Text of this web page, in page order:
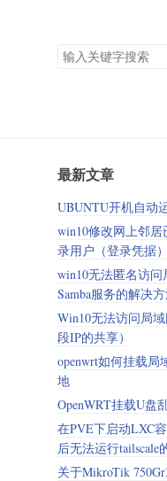
搜
索
最新文章
UBUNTU开机自动
win10修改网上邻
录用户（登录凭据）
win10无法匿名访问
Samba服务的解决方
Win10无法访问局
段IP的共享）
openwrt如何挂载局
地
OpenWRT挂载U盘
在PVE下启动LXC
后无法运行tailscale
关于MikroTik